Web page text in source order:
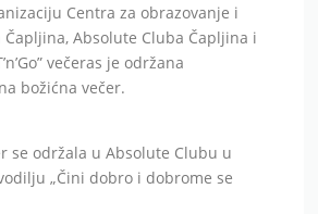
Centra za obrazovanje i
Absolute Cluba Čapljina i
večeras je održana
božićna večer.
se održala u Absolute Clubu u
„Čini dobro i dobrome se